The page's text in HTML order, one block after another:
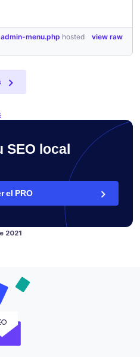
view raw
menu.php hosted
SEO local
el PRO
2021